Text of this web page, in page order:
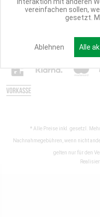
Partner werden
* Alle Preise inkl. gesetzl.
Nachnahmegebühren, wenn nicht
gelten nur für den
vereinfachen sollen,
gesetzt.
Ablehnen Alle